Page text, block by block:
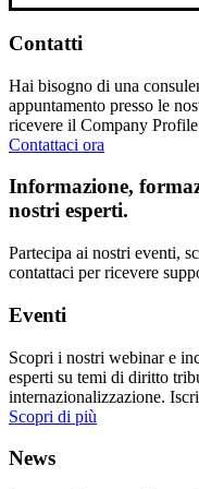
Contatti
Hai bisogno di una
appuntamento presso le
ricevere il Company
Contattaci ora
Informazione,
nostri esperti.
Partecipa ai nostri eventi,
contattaci per ricevere
Eventi
Scopri i nostri webinar e
esperti su temi di diritto
internazionalizzazione.
Scopri di più
News